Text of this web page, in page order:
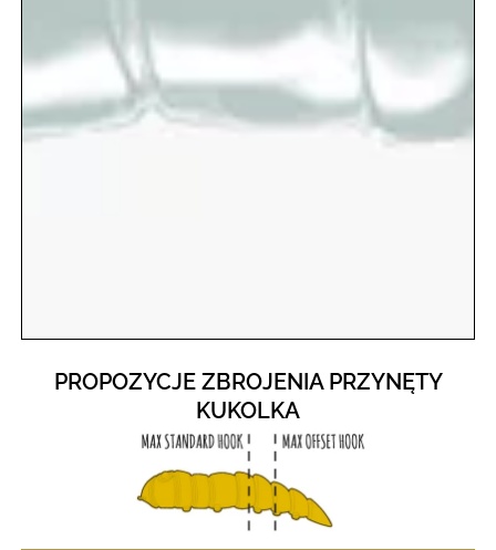
PROPOZYCJE ZBROJENIA PRZYNĘTY
KUKOLKA